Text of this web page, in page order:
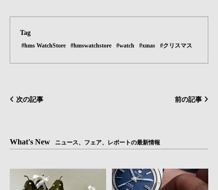
Tag
#hms WatchStore #hmswatchstore #watch #xmas #クリスマス
次の記事 前の記事
What's New ニュース、フェア、レポートの最新情報